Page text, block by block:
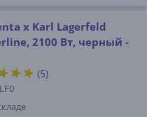
x Karl Lagerfeld
2100 Вт, черный -
(5)